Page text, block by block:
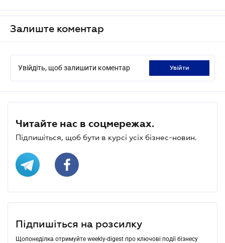
Залиште коментар
Увійдіть, щоб залишити коментар увійти
Читайте нас в соцмережах.
Підпишіться, щоб бути в курсі усіх бізнес-новин.
Підпишіться на розсилку
Щопонеділка отримуйте weekly-digest про ключові події бізнесу